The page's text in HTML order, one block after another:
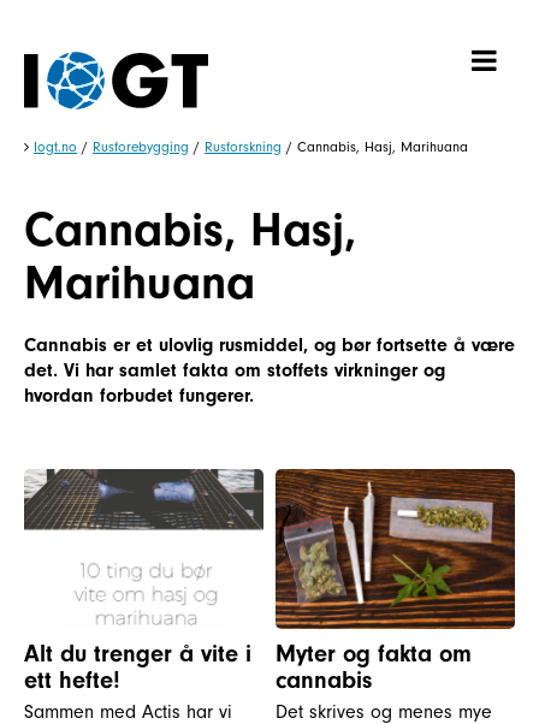
Iogt.no / Rusforebygging / Rusforskning / Cannabis, Hasj, Marihuana
Cannabis, Hasj,
Marihuana
Cannabis er et ulovlig rusmiddel, og bør fortsette å være
det. Vi har samlet fakta om stoffets virkninger og
hvordan forbudet fungerer.
Alt du trenger å vite i
ett hefte!
Sammen med Actis har vi
Myter og fakta om
cannabis
Det skrives og menes mye